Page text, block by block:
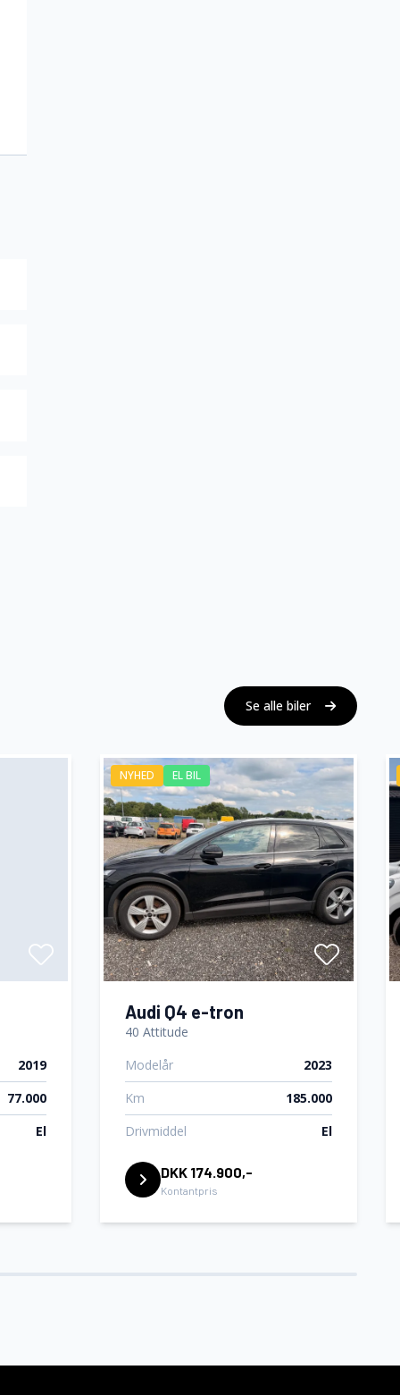
Se alle biler
2019
77.000
El
NYHED EL BIL
Audi Q4 e-tron
40 Attitude
Modelår
2023
Km
185.000
Drivmiddel
El
DKK 174.900,-
Kontantpris